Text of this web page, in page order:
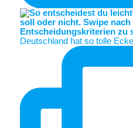
Deutschland hat so tolle